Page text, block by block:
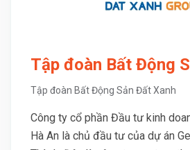
Tập đoàn Bất Động
Tập đoàn Bất Động Sản Đất Xanh
Công ty cổ phần Đầu tư kinh
Hà An là chủ đầu tư của dự án